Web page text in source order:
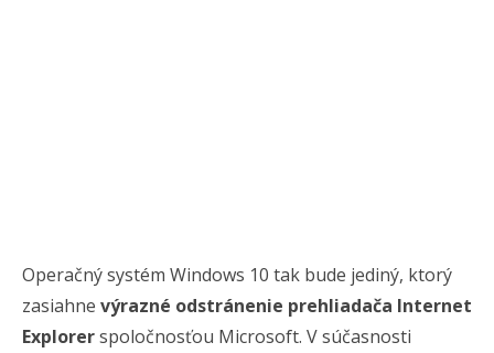
Operačný systém Windows 10 tak bude jediný, ktorý
zasiahne výrazné odstránenie prehliadača Internet
Explorerspoločnosťou Microsoft. V súčasnosti